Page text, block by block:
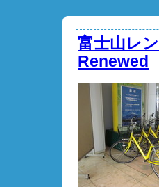
富士山レ
Renewed